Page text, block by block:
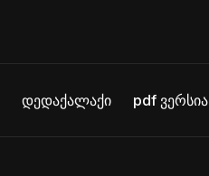
დედაქალაქი pdf ვერსია